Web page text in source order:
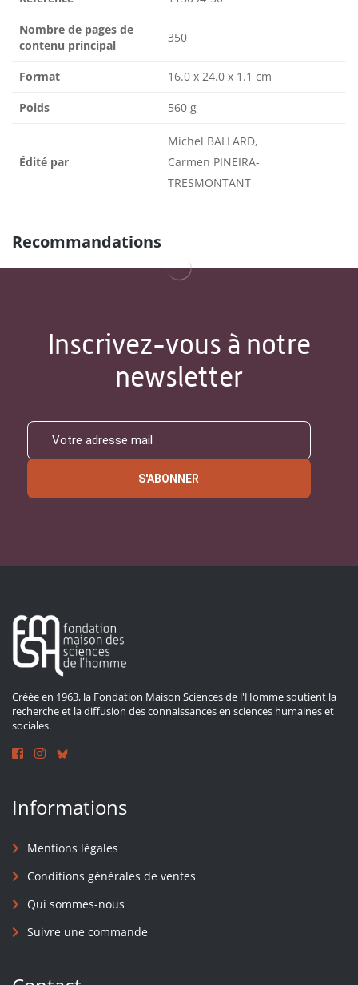
Nombre de pages de
contenu principal
350
Format 16.0 x 24.0 x 1.1 cm
Poids 560 g
Édité par
Michel BALLARD,
Carmen PINEIRA-
TRESMONTANT
Recommandations
Inscrivez-vous à notre
newsletter
S'ABONNER
Créée en 1963, la Fondation Maison Sciences de l'Homme soutient la
recherche et la diffusion des connaissances en sciences humaines et
sociales.
Informations
Mentions légales
Conditions générales de ventes
Qui sommes-nous
Suivre une commande